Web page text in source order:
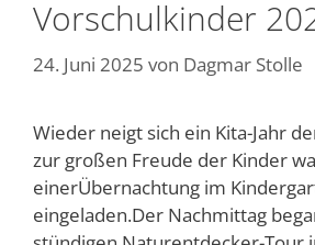
Vorschulkinder
24. Juni 2025 von Dagmar Stolle
Wieder neigt sich ein Kita-Jahr
zur großen Freude der Kinder
einerÜbernachtung im
eingeladen.Der Nachmittag